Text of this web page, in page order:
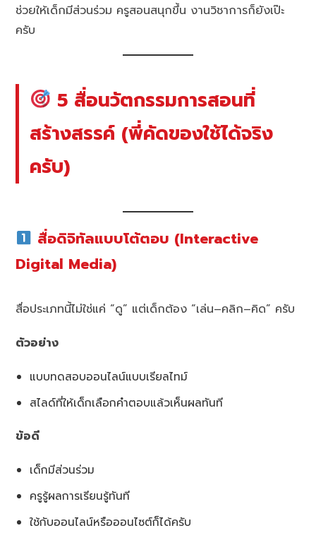
ช่วยให้เด็กมีส่วนร่วม ครูสอนสนุกขึ้น งานวิชาการก็ยังเป๊ะ
ครับ
5 สื่อนวัตกรรมการสอนที่
สร้างสรรค์ (พี่คัดของใช้ได้จริง
ครับ)
สื่อดิจิทัลแบบโต้ตอบ (Interactive
Digital Media)
สื่อประเภทนี้ไม่ใช่แค่ “ดู” แต่เด็กต้อง “เล่น–คลิก–คิด” ครับ
ตัวอย่าง
แบบทดสอบออนไลน์แบบเรียลไทม์
สไลด์ที่ให้เด็กเลือกคำตอบแล้วเห็นผลทันที
ข้อดี
เด็กมีส่วนร่วม
ครูรู้ผลการเรียนรู้ทันที
ใช้กับออนไลน์หรือออนไซต์ก็ได้ครับ